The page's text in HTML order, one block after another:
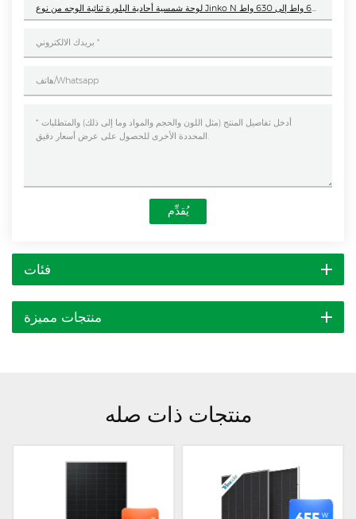
لوحة شمسية أحادية البلورة ثنائية الوجه من نوع Jinko N عالية الكفاءة بقدرة 630 واط، من 605 واط إلى 630 واط
يُقدِّم
فئات
منتجات مميزة
منتجات ذات صله